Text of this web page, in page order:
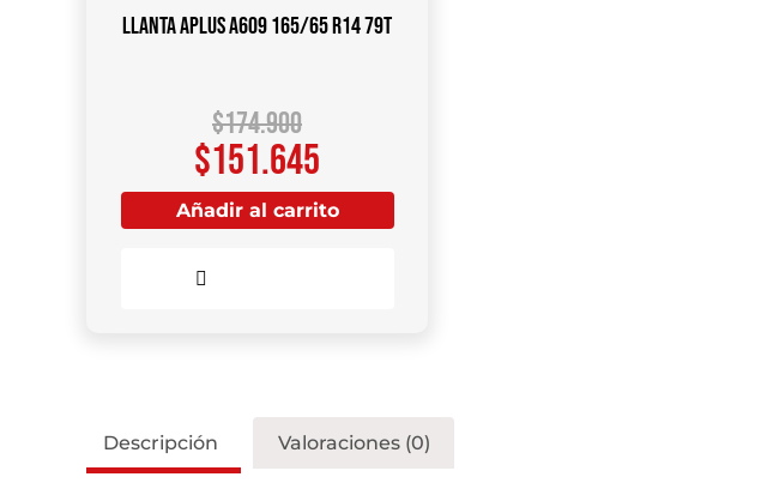
Llanta APLUS A609 165/65 R14 79T
$174.900
$151.645
Añadir al carrito
Descripción Valoraciones (0)